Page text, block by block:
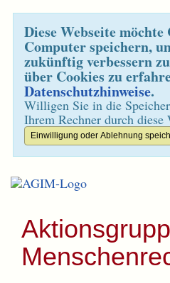
Diese Webseite
Computer speichern,
zukünftig verbessern
über Cookies zu
Datenschutzhinweise.
Willigen Sie in die
Ihrem Rechner durch diese